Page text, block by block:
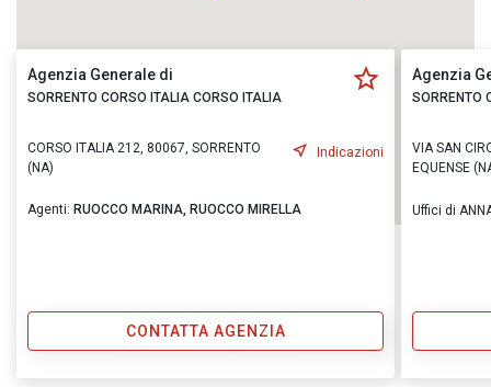
Agenzia Generale di
SORRENTO CORSO ITALIA CORSO ITALIA
CORSO ITALIA 212, 80067, SORRENTO
(NA)
Indicazioni
Agenti: RUOCCO MARINA, RUOCCO MIRELLA
CONTATTA AGENZIA
Agenzia
SORRENTO
VIA SAN
EQUENSE
Uffici di